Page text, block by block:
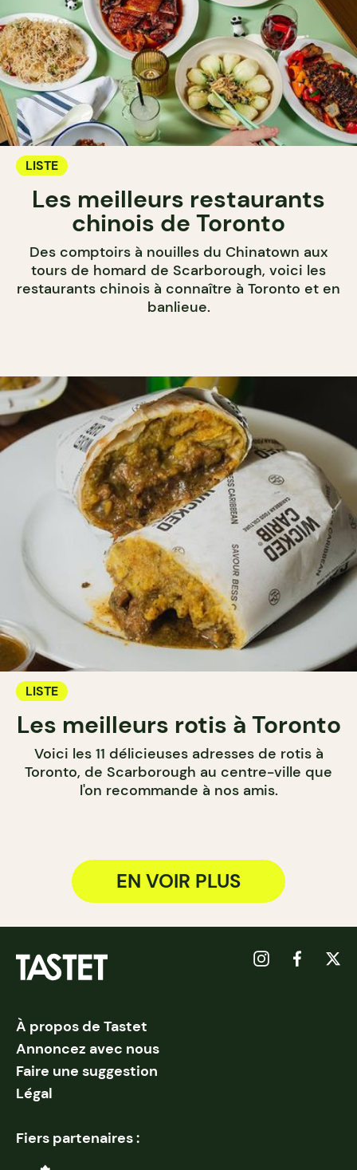
LISTE
Les meilleurs restaurants
chinois de Toronto
Des comptoirs à nouilles du Chinatown aux
tours de homard de Scarborough, voici les
restaurants chinois à connaître à Toronto et en
banlieue.
LISTE
Les meilleurs rotis à Toronto
Voici les 11 délicieuses adresses de rotis à
Toronto, de Scarborough au centre-ville que
l'on recommande à nos amis.
EN VOIR PLUS
À propos de Tastet
Annoncez avec nous
Faire une suggestion
Légal
Fiers partenaires :